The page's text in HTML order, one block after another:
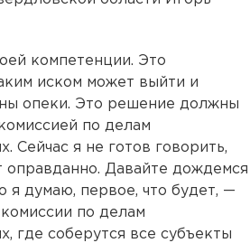
компетенции. Это
иском может выйти и
опеки. Это решение должны
по делам
Сейчас я не готов говорить,
оправданно. Давайте дождемся
я думаю, первое, что будет, —
по делам
где соберутся все субъекты